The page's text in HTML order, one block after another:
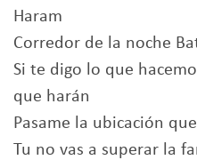
Haram
Corredor de la noche
Si te digo lo que
que harán
Pasame la ubicación
Tu no vas a superar la